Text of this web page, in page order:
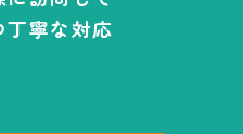
丁寧な対応